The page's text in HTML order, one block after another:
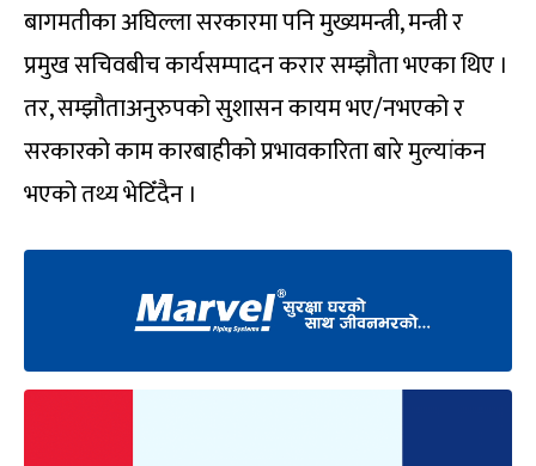
बागमतीका अघिल्ला सरकारमा पनि मुख्यमन्त्री, मन्त्री र
प्रमुख सचिवबीच कार्यसम्पादन करार सम्झौता भएका थिए ।
तर, सम्झौताअनुरुपको सुशासन कायम भए/नभएको र
सरकारको काम कारबाहीको प्रभावकारिता बारे मुल्यांकन
भएको तथ्य भेटिँदैन ।